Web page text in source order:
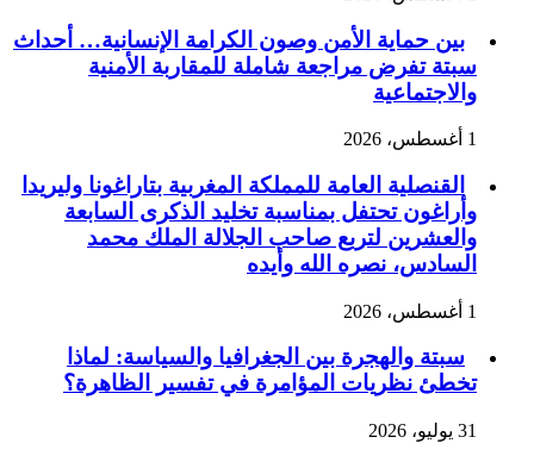
بين حماية الأمن وصون الكرامة الإنسانية… أحداث
سبتة تفرض مراجعة شاملة للمقاربة الأمنية
والاجتماعية
1 أغسطس، 2026
القنصلية العامة للمملكة المغربية بتاراغونا وليريدا
وأراغون تحتفل بمناسبة تخليد الذكرى السابعة
والعشرين لتربع صاحب الجلالة الملك محمد
السادس، نصره الله وأيده
1 أغسطس، 2026
سبتة والهجرة بين الجغرافيا والسياسة: لماذا
تخطئ نظريات المؤامرة في تفسير الظاهرة؟
31 يوليو، 2026